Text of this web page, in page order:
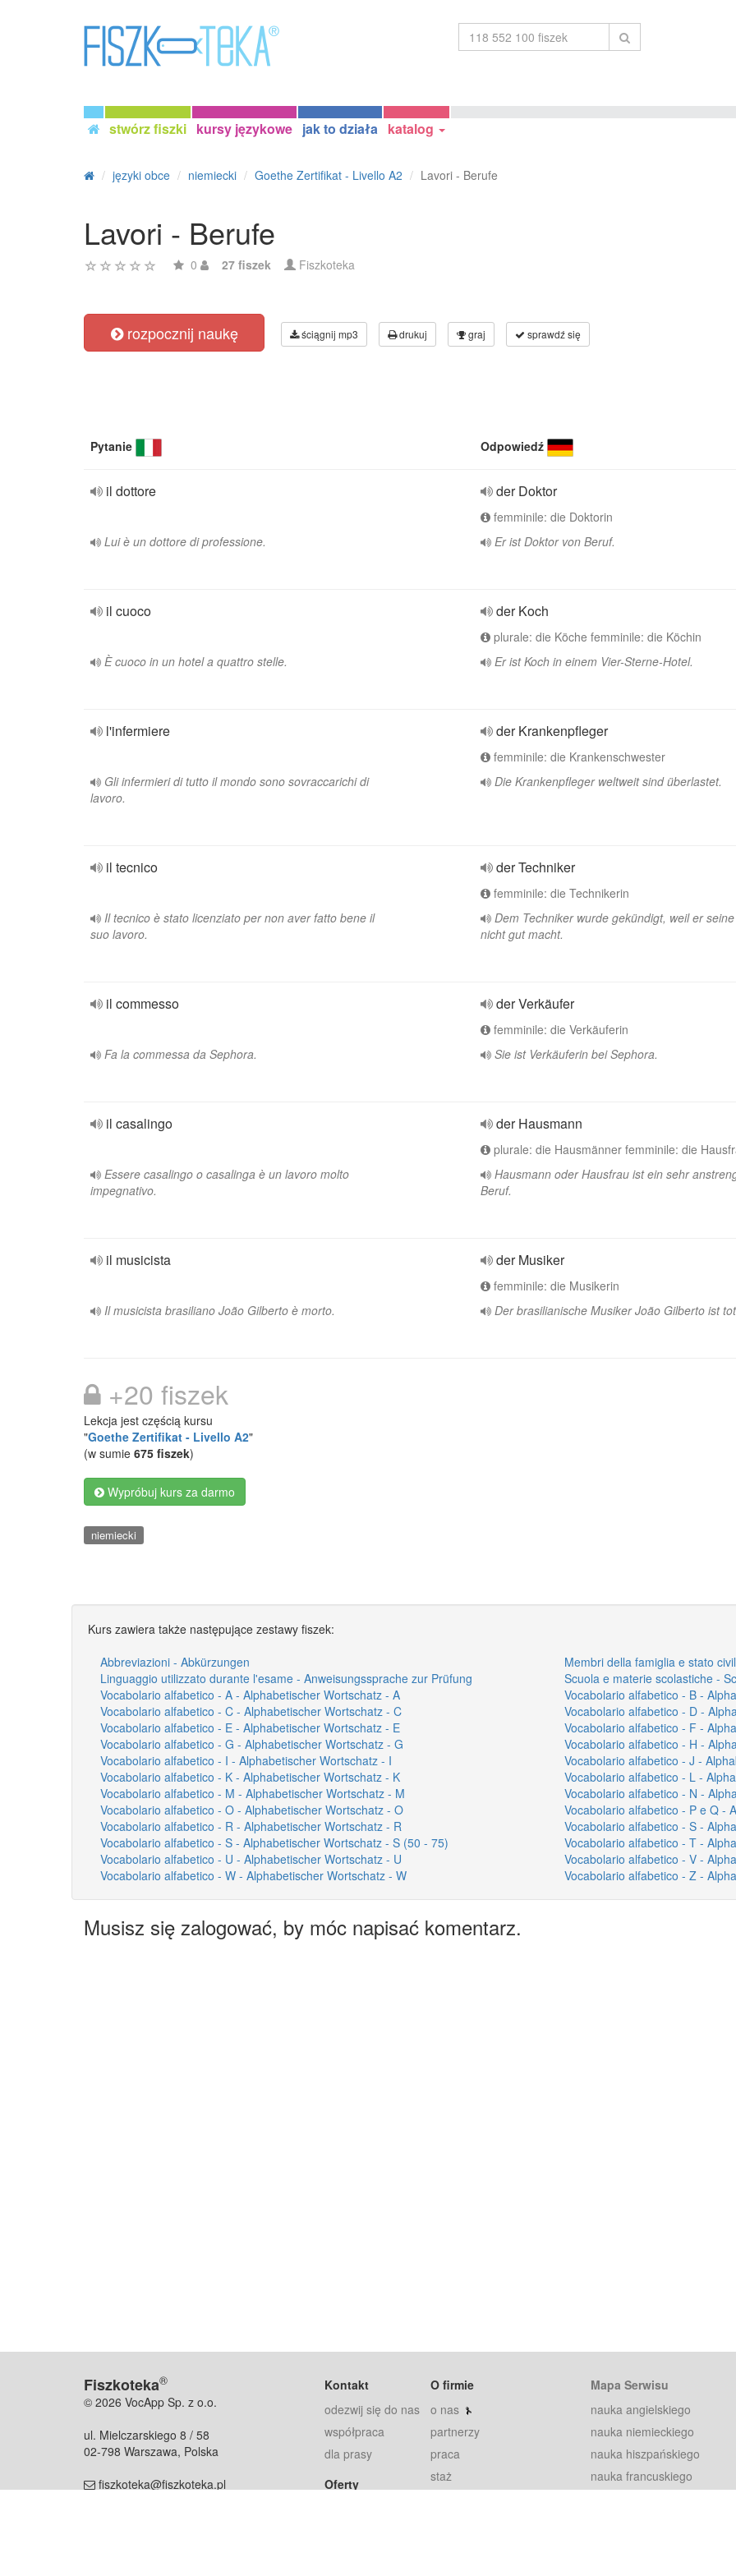
stwórz fiszki kursy językowe jak to działa katalog
języki obce niemiecki Goethe Zertifikat - Livello A2 Lavori - Berufe
Lavori - Berufe
0 27 fiszek Fiszkoteka
rozpocznij naukę ściągnij mp3 drukuj graj sprawdź się
Pytanie Odpowiedź
il dottore
Lui è un dottore di professione.
der Doktor
femminile: die Doktorin
Er ist Doktor von Beruf.
il cuoco
È cuoco in un hotel a quattro stelle.
der Koch
plurale: die Köche femminile: die Köchin
Er ist Koch in einem Vier-Sterne-Hotel.
l'infermiere
Gli infermieri di tutto il mondo sono sovraccarichi di
lavoro.
der Krankenpfleger
femminile: die Krankenschwester
Die Krankenpfleger weltweit sind überlastet.
il tecnico
Il tecnico è stato licenziato per non aver fatto bene il
suo lavoro.
der Techniker
femminile: die Technikerin
Dem Techniker wurde gekündigt, weil er
nicht gut macht.
il commesso
Fa la commessa da Sephora.
der Verkäufer
femminile: die Verkäuferin
Sie ist Verkäuferin bei Sephora.
il casalingo
Essere casalingo o casalinga è un lavoro molto
impegnativo.
der Hausmann
plurale: die Hausmänner femminile: die
Hausmann oder Hausfrau ist ein sehr
Beruf.
il musicista
Il musicista brasiliano João Gilberto è morto.
der Musiker
femminile: die Musikerin
Der brasilianische Musiker João Gilberto ist
+20 fiszek
Lekcja jest częścią kursu
"Goethe Zertifikat - Livello A2"
(w sumie 675 fiszek)
Wypróbuj kurs za darmo
niemiecki
Kurs zawiera także następujące zestawy fiszek:
Abbreviazioni - Abkürzungen
Membri della famiglia e stato
Linguaggio utilizzato durante l'esame - Anweisungssprache zur Prüfung
Scuola e materie scolastiche -
Vocabolario alfabetico - A - Alphabetischer Wortschatz - A
Vocabolario alfabetico - B -
Vocabolario alfabetico - C - Alphabetischer Wortschatz - C
Vocabolario alfabetico - D -
Vocabolario alfabetico - E - Alphabetischer Wortschatz - E
Vocabolario alfabetico - F -
Vocabolario alfabetico - G - Alphabetischer Wortschatz - G
Vocabolario alfabetico - H -
Vocabolario alfabetico - I - Alphabetischer Wortschatz - I
Vocabolario alfabetico - J -
Vocabolario alfabetico - K - Alphabetischer Wortschatz - K
Vocabolario alfabetico - L -
Vocabolario alfabetico - M - Alphabetischer Wortschatz - M
Vocabolario alfabetico - N -
Vocabolario alfabetico - O - Alphabetischer Wortschatz - O
Vocabolario alfabetico - P e Q -
Vocabolario alfabetico - R - Alphabetischer Wortschatz - R
Vocabolario alfabetico - S -
Vocabolario alfabetico - S - Alphabetischer Wortschatz - S (50 - 75)
Vocabolario alfabetico - T -
Vocabolario alfabetico - U - Alphabetischer Wortschatz - U
Vocabolario alfabetico - V -
Vocabolario alfabetico - W - Alphabetischer Wortschatz - W
Vocabolario alfabetico - Z -
Musisz się zalogować, by móc napisać komentarz.
Fiszkoteka®
© 2026 VocApp Sp. z o.o.
ul. Mielczarskiego 8 / 58
02-798 Warszawa, Polska
fiszkoteka@fiszkoteka.pl
Kontakt
odezwij się do nas
współpraca
dla prasy
Oferty
O firmie
o nas
partnerzy
praca
staż
Mapa Serwisu
nauka angielskiego
nauka niemieckiego
nauka hiszpańskiego
nauka francuskiego